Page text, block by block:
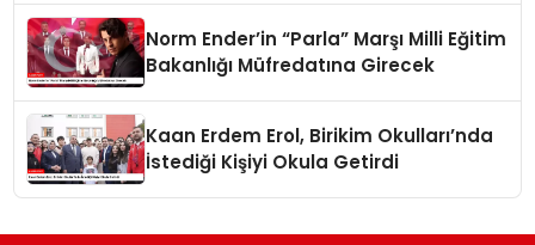
Norm Ender’in “Parla” Marşı Milli Eğitim
Bakanlığı Müfredatına Girecek
Kaan Erdem Erol, Birikim Okulları’nda
İstediği Kişiyi Okula Getirdi